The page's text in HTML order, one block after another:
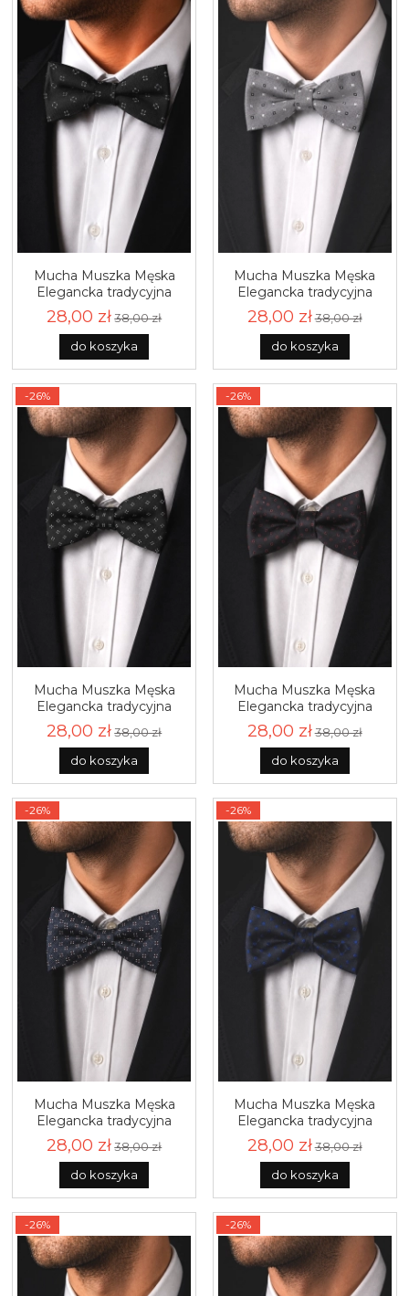
Mucha Muszka Męska
Elegancka tradycyjna
czarna we wzorki gotowa
M462
28,00 zł 38,00 zł
do koszyka
Mucha Muszka Męska
Elegancka tradycyjna
szara we wzorki gotowa
M455
28,00 zł38,00 zł
do koszyka
Mucha Muszka Męska
Elegancka tradycyjna
czarna we wzorki gotowa
M451
28,00 zł 38,00 zł
do koszyka
-26%
Mucha Muszka Męska
Elegancka tradycyjna
czarna we wzorki gotowa
M447
28,00 zł38,00 zł
do koszyka
-26%
Mucha Muszka Męska
Elegancka tradycyjna
grafitowa we wzorki
gotowa M445
28,00 zł 38,00 zł
do koszyka
-26%
Mucha Muszka Męska
Elegancka tradycyjna
czarna w kropki gotowa
M444
28,00 zł38,00 zł
do koszyka
-26%
-26% -26%